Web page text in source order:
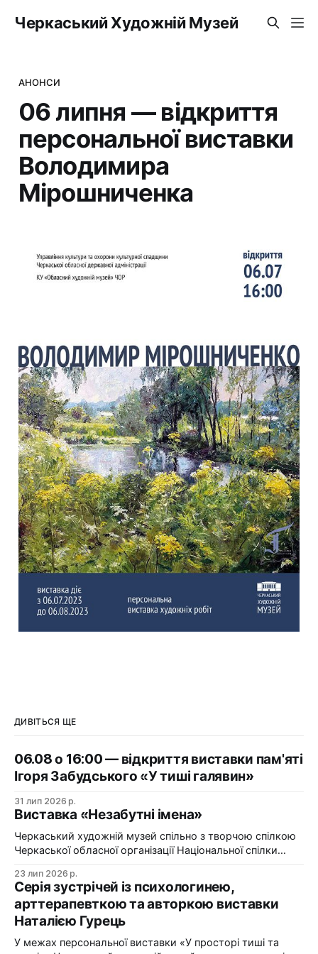
Черкаський Художній Музей
АНОНСИ
06 липня — відкриття
персональної виставки
Володимира
Мірошниченка
ДИВІТЬСЯ ЩЕ
06.08 о 16:00 — відкриття виставки пам'яті
Ігоря Забудського «У тиші галявин»
31 лип 2026 р.
Виставка «Незабутні імена»
Черкаський художній музей спільно з творчою спілкою
Черкаської обласної організації Національної спілки
імена». Виставка «Незабутні імена» — це мистецька
подорож у творчий спадок художників Черкащини, чий
життєвий шлях вже завершилися, але їх талант і
сьогодні продовжує промовляти до глядача мовою
образів, кольору та форми. До огляду
23 лип 2026 р.
Серія зустрічей із психологинею,
арттерапевткою та авторкою виставки
Наталією Гурець
У межах персональної виставки «У просторі тиші та